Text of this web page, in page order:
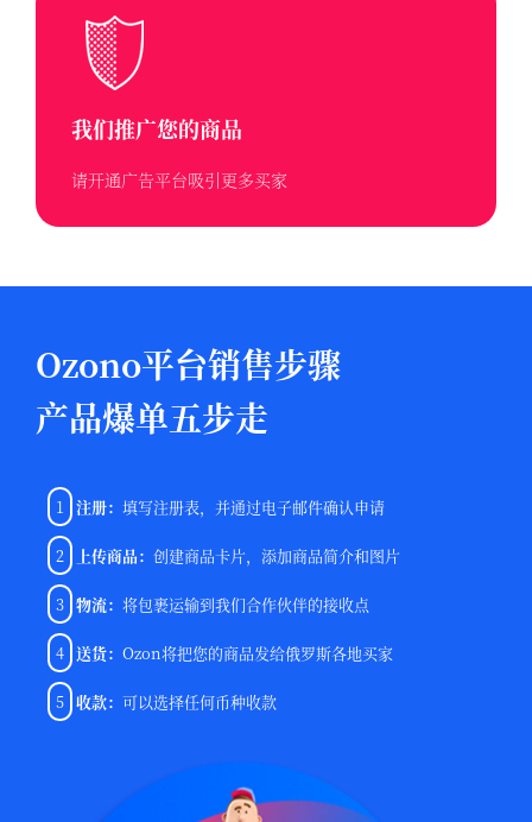
我们推广您的商品
请开通广告平台吸引更多买家
Ozono平台销售步骤
产品爆单五步走
1 注册： 填写注册表，并⁠通⁠过⁠电⁠子邮⁠件⁠确⁠认⁠申⁠请
2 上传商品： 创建商品卡片，添⁠加⁠商⁠品⁠简⁠介⁠和⁠图⁠片
3 物流： 将⁠包裹⁠运⁠输⁠到⁠我⁠们⁠合作⁠伙⁠伴⁠的⁠接⁠收⁠点
4 送货： Ozon将把您的商品发⁠给俄⁠罗⁠斯⁠各地买家
5 收款： 可以选择任何⁠币⁠种⁠收⁠款